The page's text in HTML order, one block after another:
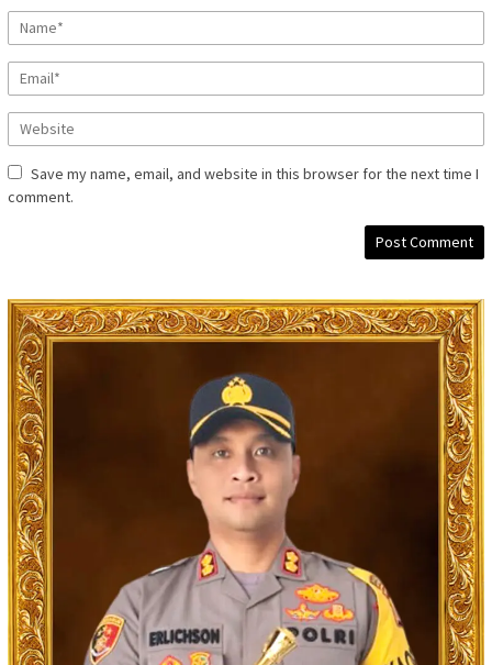
Save my name, email, and website in this browser for the next time I
comment.